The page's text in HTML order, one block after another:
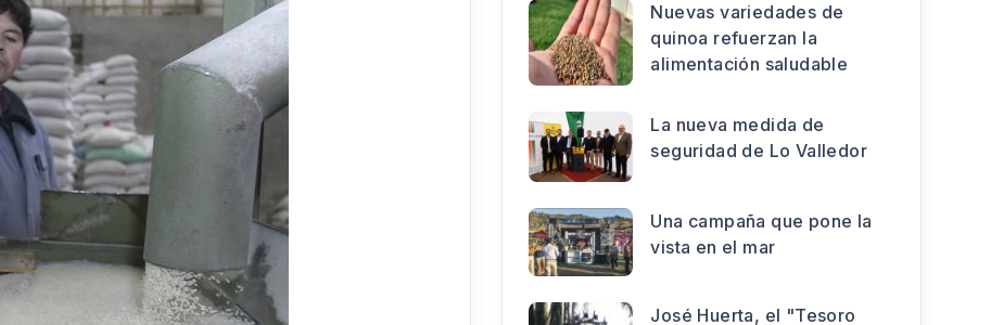
Nuevas variedades de
quinoa refuerzan la
alimentación saludable
La nueva medida de
seguridad de Lo Valledor
Una campaña que pone la
vista en el mar
José Huerta, el "Tesoro